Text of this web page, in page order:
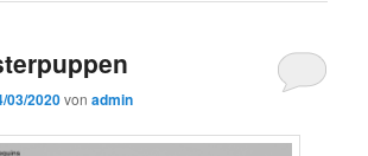
03/2020vonadmin